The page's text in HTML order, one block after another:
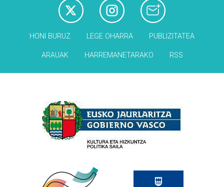
HONI BURUZ LEGE OHARRA PUBLIZITATEA
ARAUAK HARREMANETARAKO RSS